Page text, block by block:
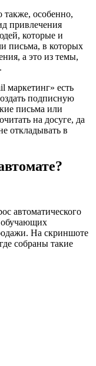
также, особенно,
привлечения
которые и
письма, в которых
а это из темы,
маркетинг» есть
подписную
письма или
на досуге, да
откладывать в
автоматического
обучающих
На скриншоте
где собраны такие